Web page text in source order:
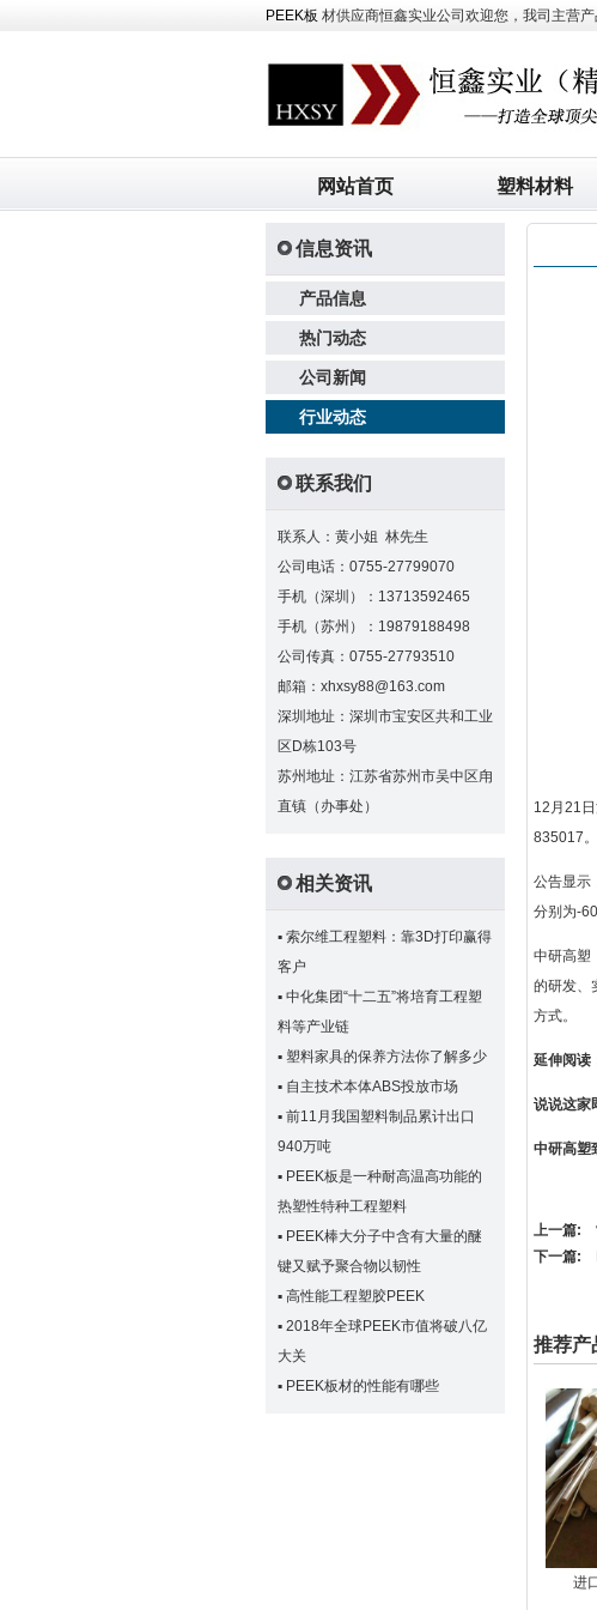
PEEK板 材供应商恒鑫实业公司欢迎您，我司主营
网站首页 塑料材料
信息资讯
产品信息
热门动态
公司新闻
行业动态
联系我们
联系人：黄小姐 林先生
公司电话：0755-27799070
手机（深圳）：13713592465
手机（苏州）：19879188498
公司传真：0755-27793510
邮箱：xhxsy88@163.com
深圳地址：深圳市宝安区共和工业
区D栋103号
苏州地址：江苏省苏州市吴中区甪
直镇（办事处）
相关资讯
▪ 索尔维工程塑料：靠3D打印赢得
客户
▪ 中化集团“十二五”将培育工程塑
料等产业链
▪ 塑料家具的保养方法你了解多少
▪ 自主技术本体ABS投放市场
▪ 前11月我国塑料制品累计出口
940万吨
▪ PEEK板是一种耐高温高功能的
热塑性特种工程塑料
▪ PEEK棒大分子中含有大量的醚
键又赋予聚合物以韧性
▪ 高性能工程塑胶PEEK
▪ 2018年全球PEEK市值将破八亿
大关
▪ PEEK板材的性能有哪些
12月21
835017。
公告显示
分别为-
中研高塑
的研发、
方式。
延伸阅读
说说这家
中研高塑
上一篇:
下一篇:
推荐产
进